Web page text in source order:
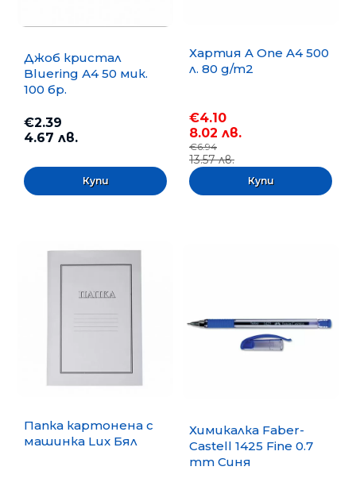
Джоб кристал
Bluering А4 50 мик.
100 бр.
€2.39
4.67 лв.
Хартия A One A4 500
л. 80 g/m2
€4.10
8.02 лв.
€6.94
13.57 лв.
Папка картонена с
машинка Lux Бял
Химикалка Faber-
Castell 1425 Fine 0.7
mm Синя